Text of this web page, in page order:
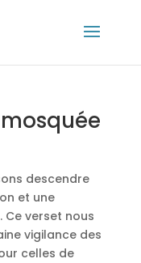
descendre
et une
verset nous
vigilance des
celles de